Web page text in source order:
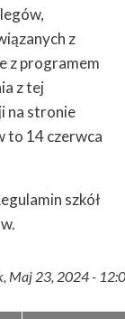
z
z programem
z tej
na stronie
to 14 czerwca
szkół
Maj 23, 2024 -